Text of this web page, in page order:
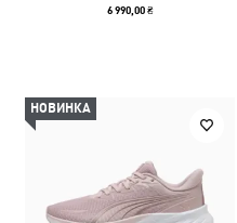
6 990,00 ₴
НОВИНКА